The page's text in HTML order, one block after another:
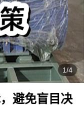
1/4
避免盲目决